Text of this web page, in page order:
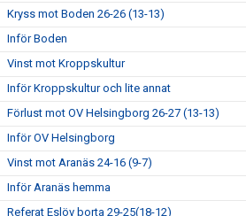
Kryss mot Boden 26-26 (13-13)
Inför Boden
Vinst mot Kroppskultur
Inför Kroppskultur och lite annat
Förlust mot OV Helsingborg 26-27 (13-13)
Inför OV Helsingborg
Vinst mot Aranäs 24-16 (9-7)
Inför Aranäs hemma
Referat Eslöv borta 29-25(18-12)